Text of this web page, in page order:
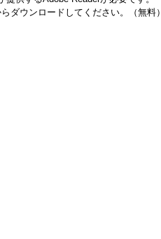
ダウンロードしてください。（無料）